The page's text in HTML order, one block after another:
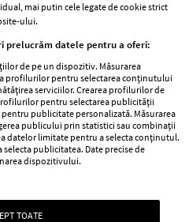
(@ad_visuals) Mar 19, 2020 at 10:18am PDT
Berlin,
mai putin cele legate de cookie strict
ului.
prelucrăm datele pentru a oferi:
de pe un dispozitiv. Măsurarea
profilurilor pentru selectarea conținutului
serviciilor. Crearea profilurilor de
pentru selectarea publicității
publicitate personalizată. Măsurarea
publicului prin statistici sau combinații
datelor limitate pentru a selecta conținutul.
publicitatea. Date precise de
dispozitivului.
TOATE